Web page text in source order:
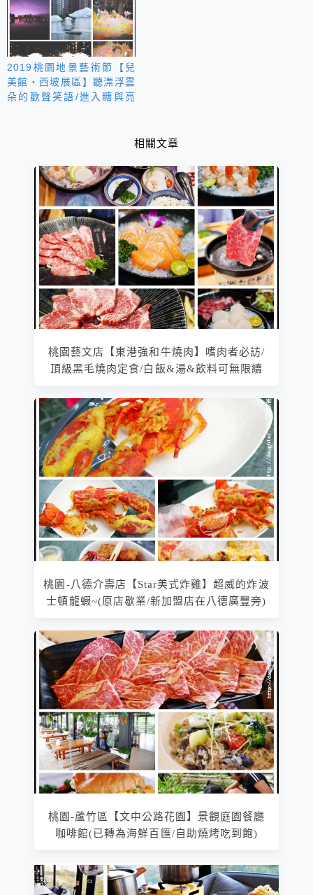
2019桃園地景藝術節【兒
美館‧西坡展區】聽漂浮雲
朵的歡聲笑語/進入糖與亮
相關文章
桃園藝文店【東港強和牛燒肉】嗜肉者必訪/
頂級黑毛燒肉定食/白飯&湯&飲料可無限續
桃園-八德介壽店【Star美式炸雞】超威的炸波
士頓龍蝦~(原店歇業/新加盟店在八德廣豐旁)
桃園-蘆竹區【文中公路花園】景觀庭園餐廳
咖啡館(已轉為海鮮百匯/自助燒烤吃到飽)